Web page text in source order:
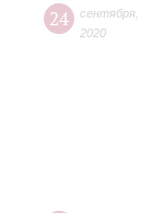
24 сентября
2020